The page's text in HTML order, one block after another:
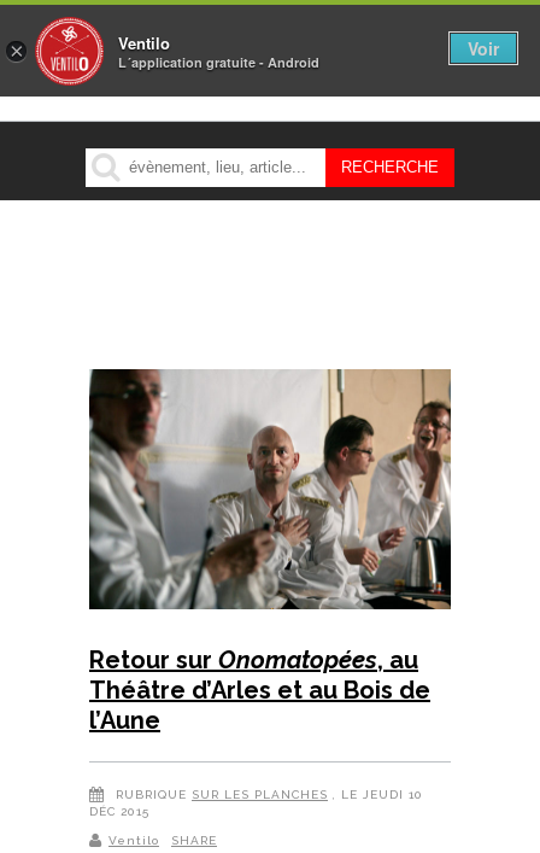
MENU
Retour sur Onomatopées, au
Théâtre d’Arles et au Bois de
l’Aune
RUBRIQUE SUR LES PLANCHES
, LE JEUDI 10
DÉC 2015
Ventilo SHARE
× Ventilo
L´application gratuite - Android
Voir